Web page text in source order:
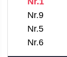
Nr.9
Nr.5
Nr.6